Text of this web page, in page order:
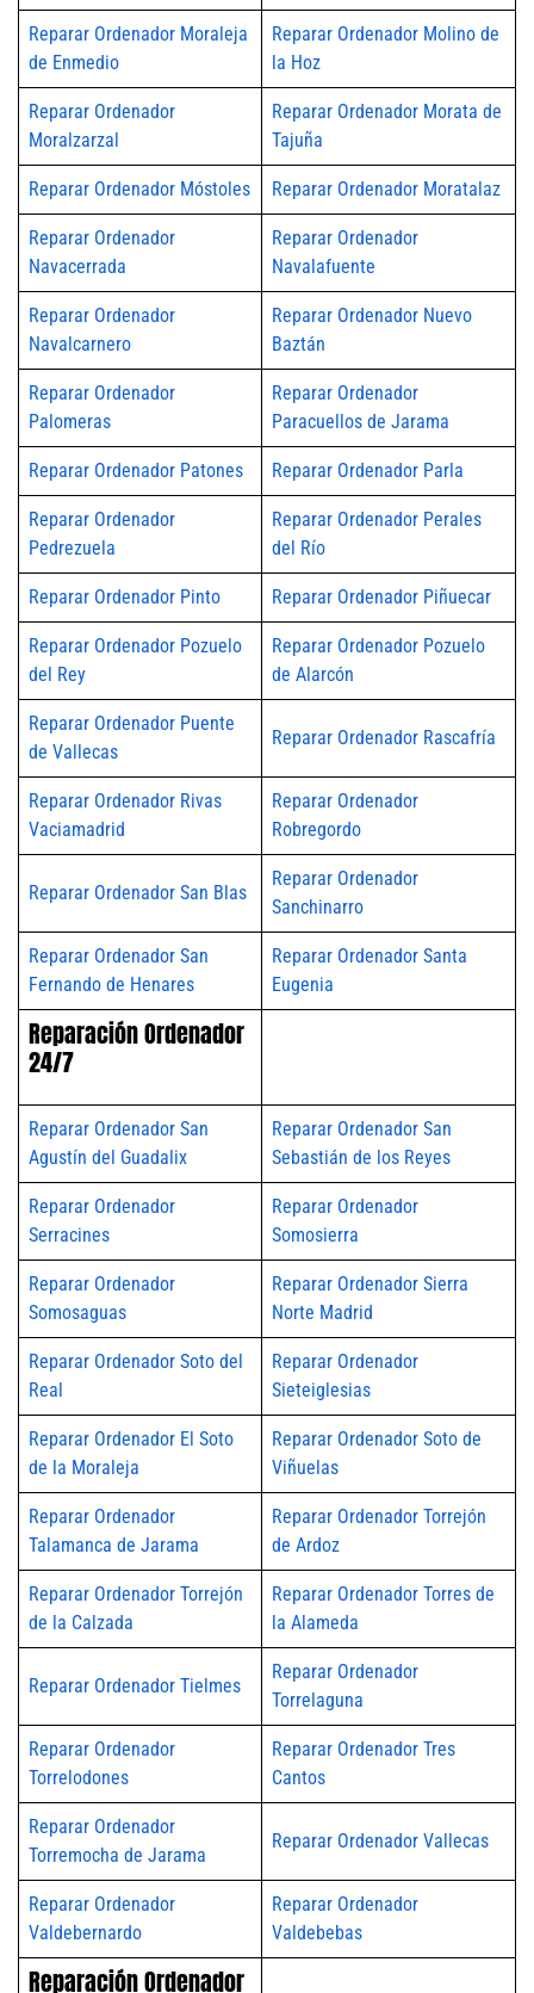
Reparar Ordenador Moraleja
de Enmedio
Reparar Ordenador Molino de
la Hoz
Reparar Ordenador
Moralzarzal
Reparar Ordenador Morata de
Tajuña
Reparar Ordenador Móstoles Reparar Ordenador Moratalaz
Reparar Ordenador
Navacerrada
Reparar Ordenador
Navalafuente
Reparar Ordenador
Navalcarnero
Reparar Ordenador Nuevo
Baztán
Reparar Ordenador
Palomeras
Reparar Ordenador
Paracuellos de Jarama
Reparar Ordenador Patones Reparar Ordenador Parla
Reparar Ordenador
Pedrezuela
Reparar Ordenador Perales
del Río
Reparar Ordenador Pinto Reparar Ordenador Piñuecar
Reparar Ordenador Pozuelo
del Rey
Reparar Ordenador Pozuelo
de Alarcón
Reparar Ordenador Puente
de Vallecas
Reparar Ordenador Rascafría
Reparar Ordenador Rivas
Vaciamadrid
Reparar Ordenador
Robregordo
Reparar Ordenador San Blas
Reparar Ordenador
Sanchinarro
Reparar Ordenador San
Fernando de Henares
Reparar Ordenador Santa
Eugenia
Reparación Ordenador
24/7
Reparar Ordenador San
Agustín del Guadalix
Reparar Ordenador San
Sebastián de los Reyes
Reparar Ordenador
Serracines
Reparar Ordenador
Somosierra
Reparar Ordenador
Somosaguas
Reparar Ordenador Sierra
Norte Madrid
Reparar Ordenador Soto del
Real
Reparar Ordenador
Sieteiglesias
Reparar Ordenador El Soto
de la Moraleja
Reparar Ordenador Soto de
Viñuelas
Reparar Ordenador
Talamanca de Jarama
Reparar Ordenador Torrejón
de Ardoz
Reparar Ordenador Torrejón
de la Calzada
Reparar Ordenador Torres de
la Alameda
Reparar Ordenador Tielmes
Reparar Ordenador
Torrelaguna
Reparar Ordenador
Torrelodones
Reparar Ordenador Tres
Cantos
Reparar Ordenador
Torremocha de Jarama
Reparar Ordenador Vallecas
Reparar Ordenador
Valdebernardo
Reparar Ordenador
Valdebebas
Reparación Ordenador